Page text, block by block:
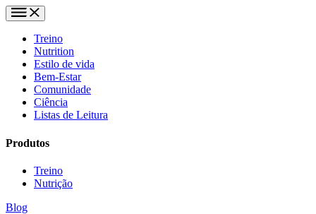
Treino
Nutrition
Estilo de vida
Bem-Estar
Comunidade
Ciência
Listas de Leitura
Produtos
Treino
Nutrição
Blog